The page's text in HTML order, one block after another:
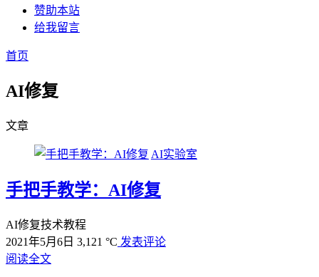
赞助本站
给我留言
首页
AI修复
文章
AI实验室
手把手教学：AI修复
AI修复技术教程
2021年5月6日 3,121 °C 发表评论
阅读全文